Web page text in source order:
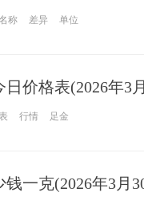
称 差异 单位
日价格表(2026年3
行情 足金
钱一克(2026年3月